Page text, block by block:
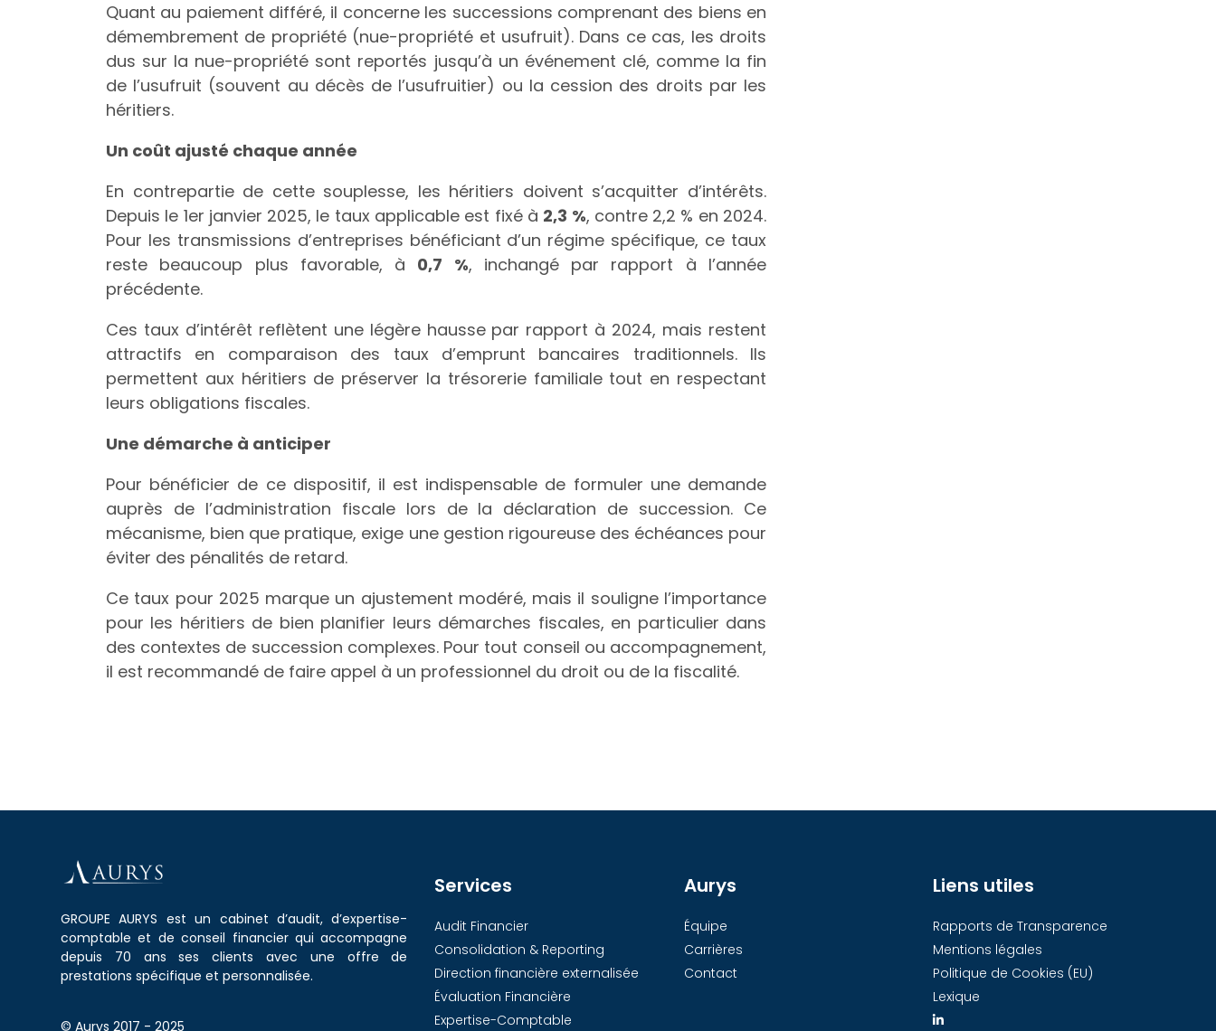
Quant au paiement différé, il concerne les successions comprenant des biens en
démembrement de propriété (nue-propriété et usufruit). Dans ce cas, les droits
dus sur la nue-propriété sont reportés jusqu’à un événement clé, comme la fin
de l’usufruit (souvent au décès de l’usufruitier) ou la cession des droits par les
héritiers.
Un coût ajusté chaque année
En contrepartie de cette souplesse, les héritiers doivent s’acquitter d’intérêts.
Depuis le 1er janvier 2025, le taux applicable est fixé à 2,3 %, contre 2,2 % en 2024.
Pour les transmissions d’entreprises bénéficiant d’un régime spécifique, ce taux
reste beaucoup plus favorable, à 0,7 %, inchangé par rapport à l’année
précédente.
Ces taux d’intérêt reflètent une légère hausse par rapport à 2024, mais restent
attractifs en comparaison des taux d’emprunt bancaires traditionnels. Ils
permettent aux héritiers de préserver la trésorerie familiale tout en respectant
leurs obligations fiscales.
Une démarche à anticiper
Pour bénéficier de ce dispositif, il est indispensable de formuler une demande
auprès de l’administration fiscale lors de la déclaration de succession. Ce
mécanisme, bien que pratique, exige une gestion rigoureuse des échéances pour
éviter des pénalités de retard.
Ce taux pour 2025 marque un ajustement modéré, mais il souligne l’importance
pour les héritiers de bien planifier leurs démarches fiscales, en particulier dans
des contextes de succession complexes. Pour tout conseil ou accompagnement,
il est recommandé de faire appel à un professionnel du droit ou de la fiscalité.
GROUPE AURYS est un cabinet d’audit, d’expertise-
comptable et de conseil financier qui accompagne
depuis 70 ans ses clients avec une offre de
prestations spécifique et personnalisée.
© Aurys 2017 - 2025
Services
Audit Financier
Consolidation & Reporting
Direction financière externalisée
Évaluation Financière
Expertise-Comptable
Aurys
Équipe
Carrières
Contact
Liens utiles
Rapports de Transparence
Mentions légales
Politique de Cookies (EU)
Lexique